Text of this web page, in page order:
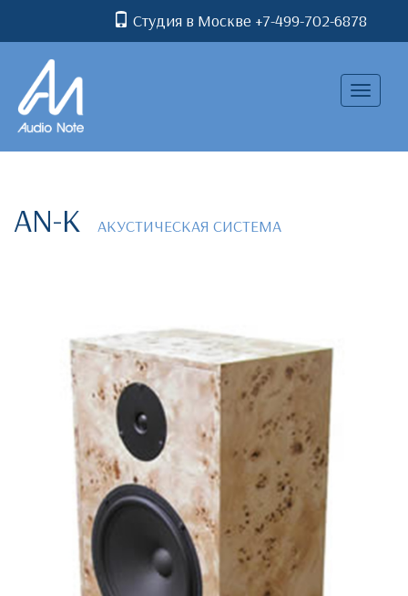
Студия в Москве +7-499-702-6878
Toggle
AN-K АКУСТИЧЕСКАЯ СИСТЕМА